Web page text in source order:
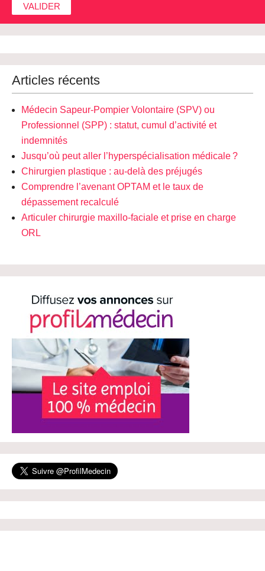
Articles récents
Médecin Sapeur-Pompier Volontaire (SPV) ou
Professionnel (SPP) : statut, cumul d’activité et
indemnités
Jusqu’où peut aller l’hyperspécialisation médicale ?
Chirurgien plastique : au-delà des préjugés
Comprendre l’avenant OPTAM et le taux de
dépassement recalculé
Articuler chirurgie maxillo-faciale et prise en charge
ORL